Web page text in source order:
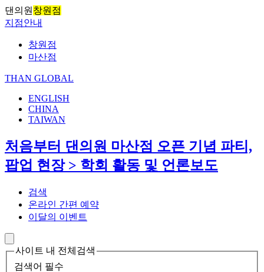
댄의원 창원점
지점안내
창원점
마산점
THAN GLOBAL
ENGLISH
CHINA
TAIWAN
처음부터 댄의원 마산점 오픈 기념 파티,
팝업 현장 > 학회 활동 및 언론보도
검색
온라인 간편 예약
이달의 이벤트
사이트 내 전체검색
검색어 필수